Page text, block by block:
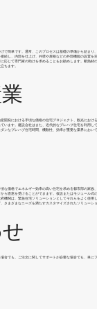
げで簡単です。通常、このプロセスは基礎の準備から始まり
続し、内部を仕上げ、外壁や屋根などの外部機能の設置を
応じて専門家の助けを求めることをお勧めします。断熱材
ちます。
開発における手頃な価格の住宅プロジェクト、観光におけ
います。建設会社はまた、近代的なプレハブ住宅を利用し
ダンなプレハブ住宅時間、機動性、効率が重要な業界におい
な価格でエネルギー効率の高い住宅を求める都市部の家族
ら恩恵を受けることができます。仮設またはモジュール式
機関は、緊急住宅ソリューションとしてそれらをよく使用
さまざまなニーズを満たすカスタマイズされたソリューシ
合でも、ご注文に関してサポートが必要な場合でも、単に